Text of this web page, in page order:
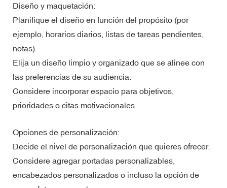
Diseño y maquetación:
Planifique el diseño en función del propósito (por
ejemplo, horarios diarios, listas de tareas pendientes,
notas).
Elija un diseño limpio y organizado que se alinee con
las preferencias de su audiencia.
Considere incorporar espacio para objetivos,
prioridades o citas motivacionales.
Opciones de personalización:
Decide el nivel de personalización que quieres ofrecer.
Considere agregar portadas personalizables,
encabezados personalizados o incluso la opción de